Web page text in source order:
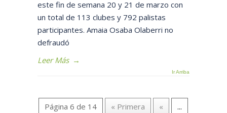
este fin de semana 20 y 21 de marzo con
un total de 113 clubes y 792 palistas
participantes. Amaia Osaba Olaberri no
defraudó
Leer Más →
Ir Arriba
Página 6 de 14 « Primera «
...